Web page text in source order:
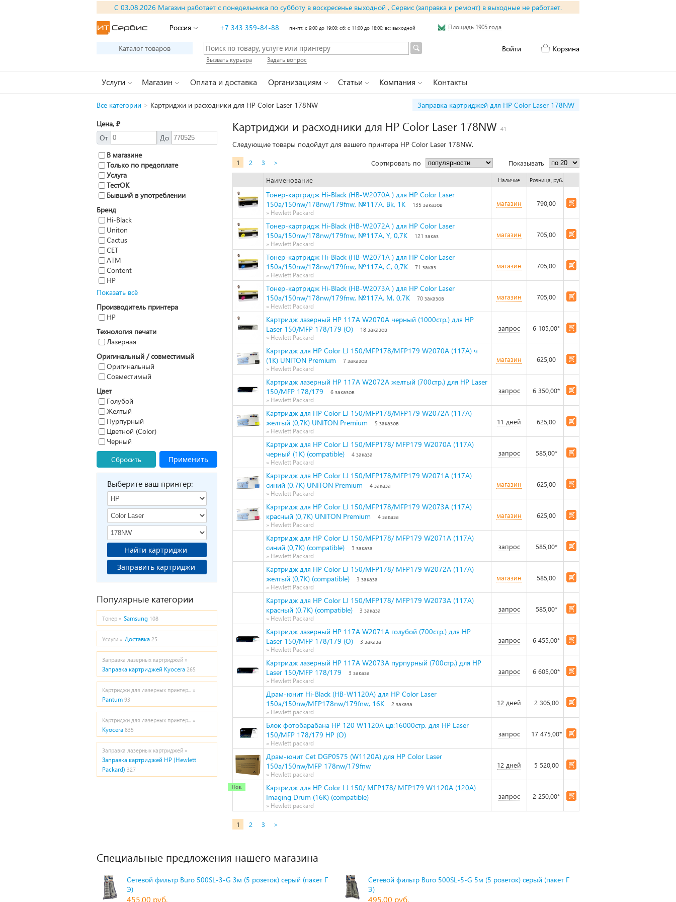
С 03.08.2026 Магазин работает с понедельника по субботу в воскресенье выходной , Сервис (заправка и ремонт) в выходные не работает.
Россия +7 343 359-84-88 пн-пт: с 9:00 до 19:00; сб: с 11:00 до 18:00; вс: выходной Площадь 1905 года
Каталог товаров Войти Корзина
Вызвать курьера Задать вопрос
Услуги Магазин Оплата и доставка Организациям Статьи Компания Контакты
Все категории > Картриджи и расходники для HP Color Laser 178NW
Заправка картриджей для HP Color Laser 178NW
Цена, ₽
От
До
В магазине
Только по предоплате
Услуга
ТестОК
Бывший в употреблении
Бренд
Hi-Black
Uniton
Cactus
CET
ATM
Content
HP
Показать всё
Производитель принтера
HP
Технология печати
Лазерная
Оригинальный / совместимый
Оригинальный
Совместимый
Цвет
Голубой
Желтый
Пурпурный
Цветной (Color)
Черный
Сбросить
Применить
Выберите ваш принтер:
Найти картриджи
Заправить картриджи
Популярные категории
Тонер » Samsung 108
Услуги » Доставка 25
Заправка лазерных картриджей »
Заправка картриджей Kyocera 265
Картриджи для лазерных принтер... »
Pantum 93
Картриджи для лазерных принтер... »
Kyocera 835
Заправка лазерных картриджей »
Заправка картриджей HP (Hewlett
Packard) 327
Картриджи и расходники для HP Color Laser 178NW 41
Следующие товары подойдут для вашего принтера HP Color Laser 178NW.
1 2 3 > Сортировать по Показывать
Наименование Наличие Розница, руб.
Тонер-картридж Hi-Black (HB-W2070A ) для HP Color Laser
150a/150nw/178nw/179fnw, №117A, Bk, 1K
135 заказов
» Hewlett Packard
магазин 790,00
Тонер-картридж Hi-Black (HB-W2072A ) для HP Color Laser
150a/150nw/178nw/179fnw, №117A, Y, 0,7K
121 заказ
» Hewlett Packard
магазин 705,00
Тонер-картридж Hi-Black (HB-W2071A ) для HP Color Laser
150a/150nw/178nw/179fnw, №117A, C, 0,7K
71 заказ
» Hewlett Packard
магазин 705,00
Тонер-картридж Hi-Black (HB-W2073A ) для HP Color Laser
150a/150nw/178nw/179fnw, №117A, M, 0,7K
70 заказов
» Hewlett Packard
магазин 705,00
Картридж лазерный HP 117A W2070A черный (1000стр.) для HP
Laser 150/MFP 178/179 (O)
18 заказов
» Hewlett Packard
запрос 6 105,00*
Картридж для HP Color LJ 150/MFP178/MFP179 W2070A (117A) ч
(1К) UNITON Premium
7 заказов
» Hewlett Packard
магазин 625,00
Картридж лазерный HP 117A W2072A желтый (700стр.) для HP Laser
150/MFP 178/179
6 заказов
» Hewlett Packard
запрос 6 350,00*
Картридж для HP Color LJ 150/MFP178/MFP179 W2072A (117A)
желтый (0,7К) UNITON Premium
5 заказов
» Hewlett Packard
11 дней 625,00
Картридж для HP Color LJ 150/MFP178/ MFP179 W2070A (117A)
черный (1К) (compatible)
4 заказа
» Hewlett Packard
запрос 585,00*
Картридж для HP Color LJ 150/MFP178/MFP179 W2071A (117A)
синий (0,7К) UNITON Premium
4 заказа
» Hewlett Packard
магазин 625,00
Картридж для HP Color LJ 150/MFP178/MFP179 W2073A (117A)
красный (0,7К) UNITON Premium
4 заказа
» Hewlett Packard
магазин 625,00
Картридж для HP Color LJ 150/MFP178/ MFP179 W2071A (117A)
синий (0,7К) (compatible)
3 заказа
» Hewlett Packard
запрос 585,00*
Картридж для HP Color LJ 150/MFP178/ MFP179 W2072A (117A)
желтый (0,7К) (compatible)
3 заказа
» Hewlett Packard
магазин 585,00
Картридж для HP Color LJ 150/MFP178/ MFP179 W2073A (117A)
красный (0,7К) (compatible)
3 заказа
» Hewlett Packard
запрос 585,00*
Картридж лазерный HP 117A W2071A голубой (700стр.) для HP
Laser 150/MFP 178/179 (O)
3 заказа
» Hewlett Packard
запрос 6 455,00*
Картридж лазерный HP 117A W2073A пурпурный (700стр.) для HP
Laser 150/MFP 178/179
3 заказа
» Hewlett Packard
запрос 6 605,00*
Драм-юнит Hi-Black (HB-W1120A) для HP Color Laser
150a/150nw/MFP178nw/179fnw, 16K
2 заказа
» Hewlett packard
12 дней 2 305,00
Блок фотобарабана HP 120 W1120A цв:16000стр. для HP Laser
150/MFP 178/179 HP (O)
» Hewlett packard
запрос 17 475,00*
Драм-юнит Cet DGP0575 (W1120A) для HP Color Laser
150a/150nw/MFP 178nw/179fnw
» Hewlett packard
12 дней 5 520,00
Картридж для HP Color LJ 150/ MFP178/ MFP179 W1120A (120A)
Imaging Drum (16К) (compatible)
» Hewlett packard
запрос 2 250,00*
1 2 3 >
Специальные предложения нашего магазина
Сетевой фильтр Buro 500SL-3-G 3м (5 розеток) серый (пакет П
Э)
455,00 руб.
Сетевой фильтр Buro 500SL-5-G 5м (5 розеток) серый (пакет П
Э)
495,00 руб.